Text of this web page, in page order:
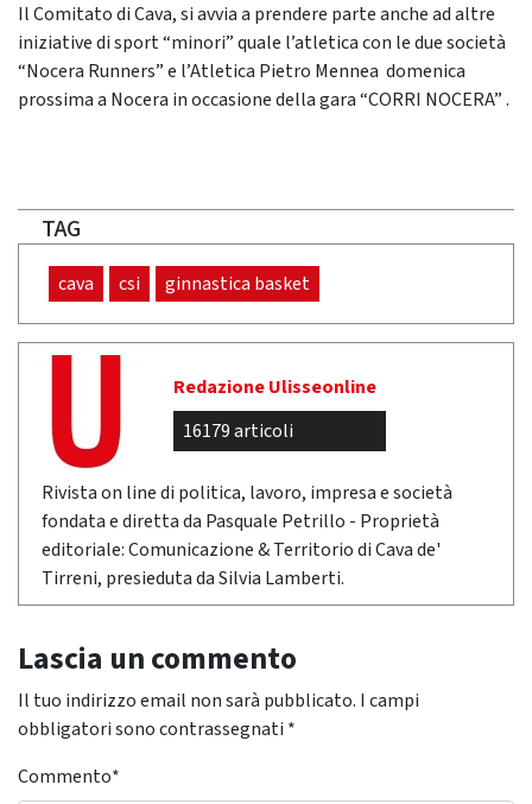
Il Comitato di Cava, si avvia a prendere parte anche ad altre
iniziative di sport “minori” quale l’atletica con le due società
“Nocera Runners” e l’Atletica Pietro Mennea domenica
prossima a Nocera in occasione della gara “CORRI NOCERA” .
TAG
cava csi ginnastica basket
Redazione Ulisseonline
16179 articoli
Rivista on line di politica, lavoro, impresa e società
fondata e diretta da Pasquale Petrillo - Proprietà
editoriale: Comunicazione & Territorio di Cava de'
Tirreni, presieduta da Silvia Lamberti.
Lascia un commento
Il tuo indirizzo email non sarà pubblicato. I campi
obbligatori sono contrassegnati *
Commento*